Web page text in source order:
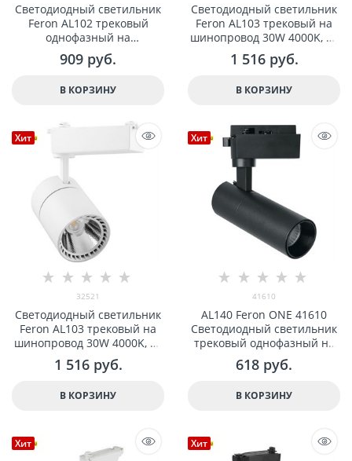
Светодиодный светильник
Feron AL102 трековый
однофазный на
шинопровод 12W 1080Lm
4000К, 35 градусов, черный
909 руб.
В КОРЗИНУ
Светодиодный светильник
Feron AL103 трековый на
шинопровод 30W 4000K, 60
градусов, черный арт
32522
1 516 руб.
В КОРЗИНУ
Хит
32521
Светодиодный светильник
Feron AL103 трековый на
шинопровод 30W 4000K, 60
градусов, белый арт 32521
1 516 руб.
В КОРЗИНУ
Хит
41610
AL140 Feron ONE 41610
Светодиодный светильник
трековый однофазный на
шинопровод 14W 4000K, 35
градусов, черный
618 руб.
В КОРЗИНУ
Хит Хит